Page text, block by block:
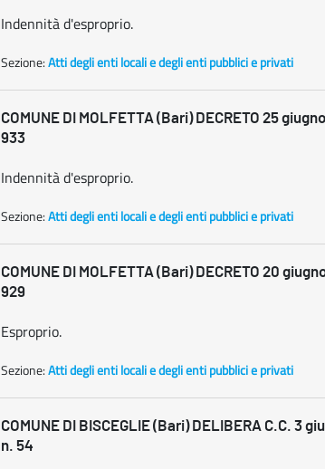
Indennità d'esproprio.
Sezione:Atti degli enti locali e degli enti pubblici e privati
COMUNE DI MOLFETTA (Bari) DECRETO 25
933
Indennità d'esproprio.
Sezione:Atti degli enti locali e degli enti pubblici e privati
COMUNE DI MOLFETTA (Bari) DECRETO 20
929
Esproprio.
Sezione:Atti degli enti locali e degli enti pubblici e privati
COMUNE DI BISCEGLIE (Bari) DELIBERA C.C. 3
n. 54